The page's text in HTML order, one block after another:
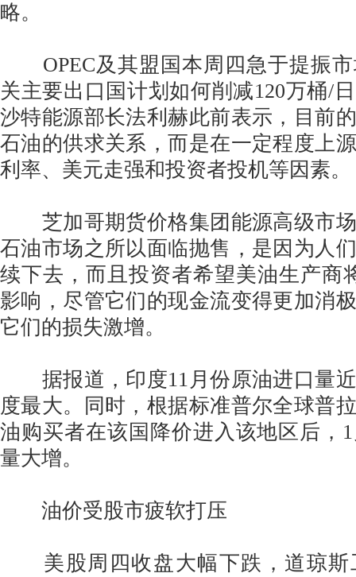
略。
OPEC及其盟国本周四急于提振市
关主要出口国计划如何削减120万桶/
沙特能源部长法利赫此前表示，目前
石油的供求关系，而是在一定程度上
利率、美元走强和投资者投机等因素。
芝加哥期货价格集团能源高级市场
石油市场之所以面临抛售，是因为人
续下去，而且投资者希望美油生产商
影响，尽管它们的现金流变得更加消
它们的损失激增。
据报道，印度11月份原油进口量近
度最大。同时，根据标准普尔全球普
油购买者在该国降价进入该地区后，
量大增。
油价受股市疲软打压
美股周四收盘大幅下跌，道琼斯